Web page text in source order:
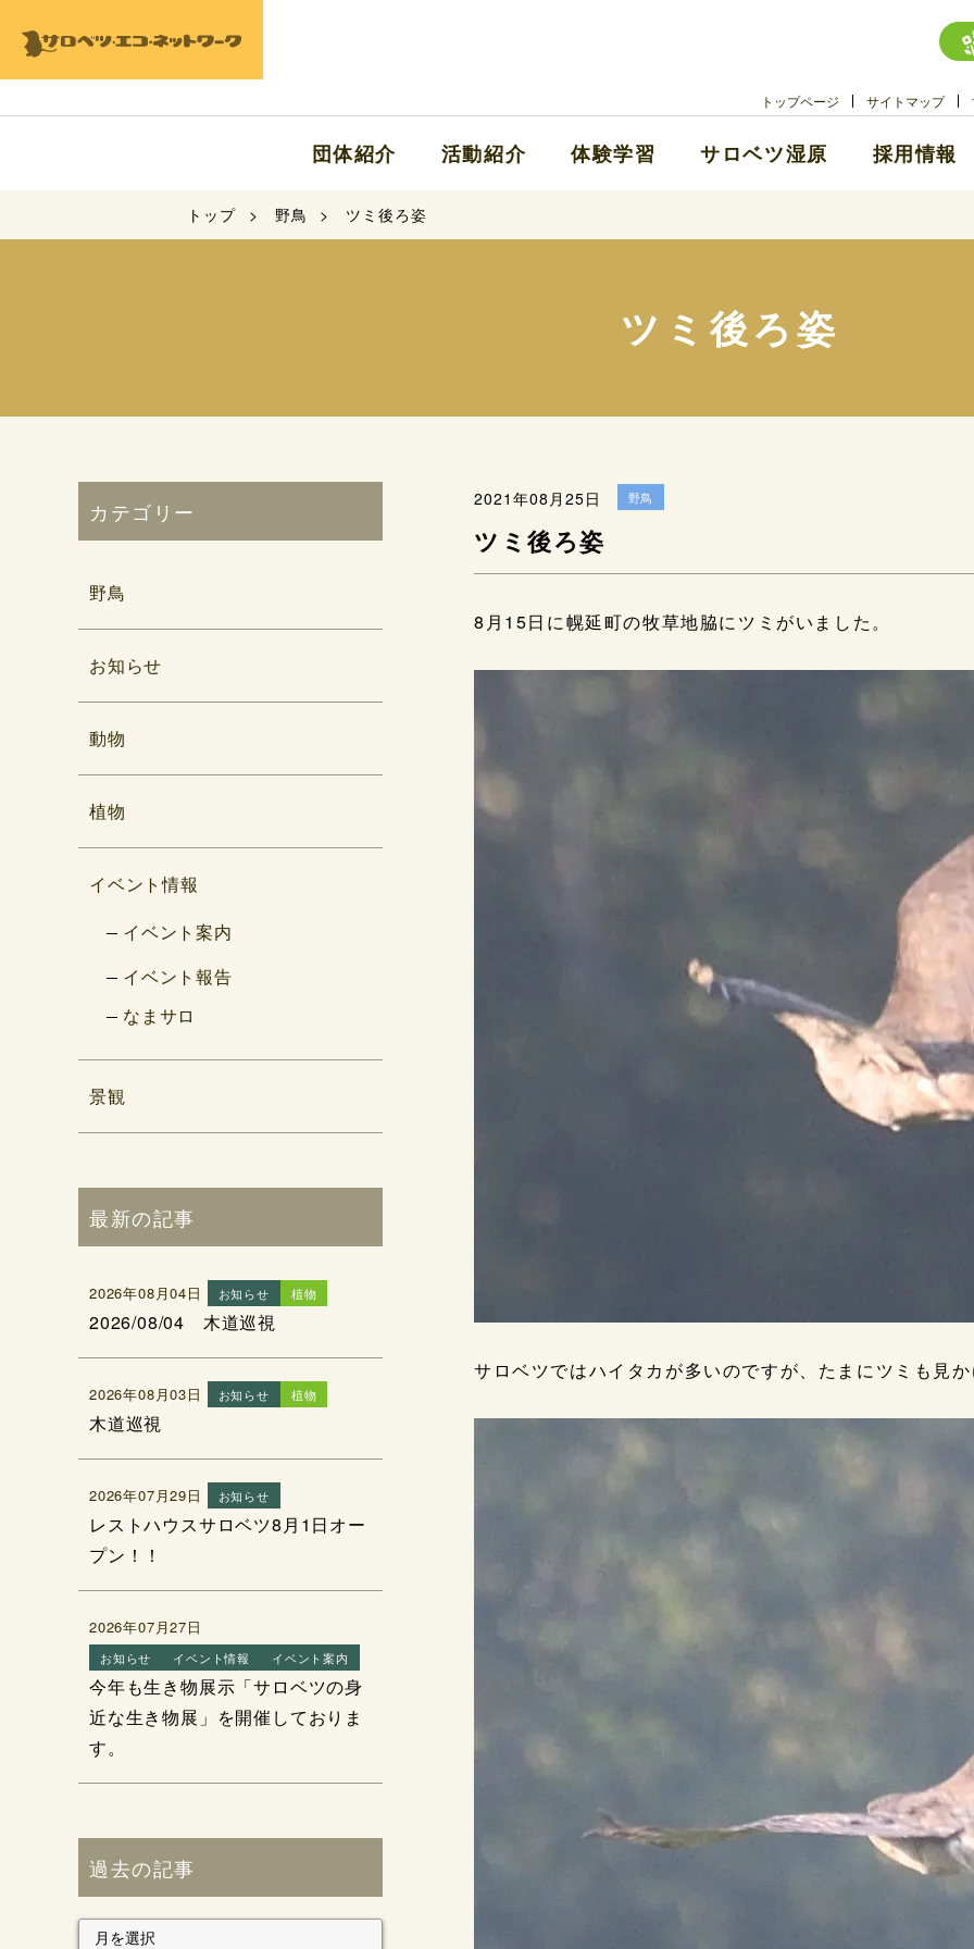
トップページ サイトマップ
団体紹介 活動紹介 体験学習 サロベツ湿原 採用情報
トップ 野鳥 ツミ後ろ姿
ツミ後ろ姿
2021年08月25日 野鳥
ツミ後ろ姿
8月15日に幌延町の牧草地脇にツミがいました。
サロベツではハイタカが多いのですが、たまにツミも見
カテゴリー
野鳥
お知らせ
動物
植物
イベント情報
イベント案内
イベント報告
なまサロ
景観
最新の記事
2026年08月04日 お知らせ 植物
2026/08/04 木道巡視
2026年08月03日 お知らせ 植物
木道巡視
2026年07月29日 お知らせ
レストハウスサロベツ8月1日オー
プン！！
2026年07月27日
お知らせ イベント情報 イベント案内
今年も生き物展示「サロベツの身
近な生き物展」を開催しておりま
す。
過去の記事